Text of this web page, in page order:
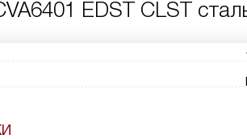
EDST CLST